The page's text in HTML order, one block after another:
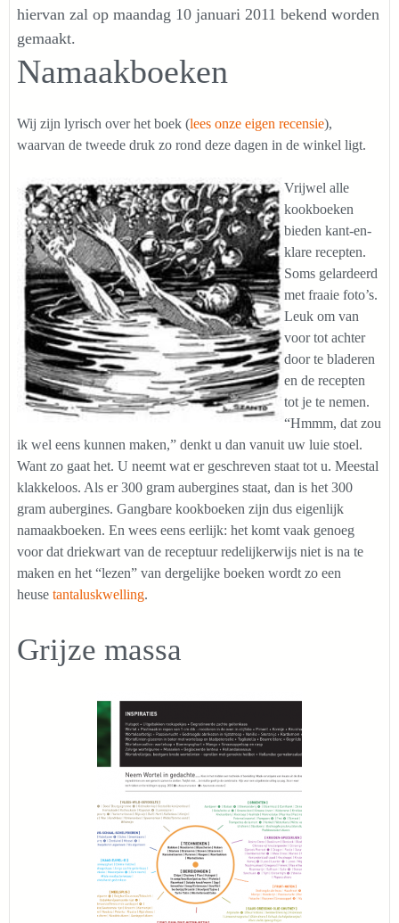
hiervan zal op maandag 10 januari 2011 bekend worden
gemaakt.
Namaakboeken
Wij zijn lyrisch over het boek (lees onze eigen recensie),
waarvan de tweede druk zo rond deze dagen in de winkel ligt.
Vrijwel alle
kookboeken
bieden kant-en-
klare recepten.
Soms gelardeerd
met fraaie foto’s.
Leuk om van
voor tot achter
door te bladeren
en de recepten
tot je te nemen.
“Hmmm, dat zou
ik wel eens kunnen maken,” denkt u dan vanuit uw luie stoel.
Want zo gaat het. U neemt wat er geschreven staat tot u. Meestal
klakkeloos. Als er 300 gram aubergines staat, dan is het 300
gram aubergines. Gangbare kookboeken zijn dus eigenlijk
namaakboeken. En wees eens eerlijk: het komt vaak genoeg
voor dat driekwart van de receptuur redelijkerwijs niet is na te
maken en het “lezen” van dergelijke boeken wordt zo een
heuse tantaluskwelling.
Grijze massa